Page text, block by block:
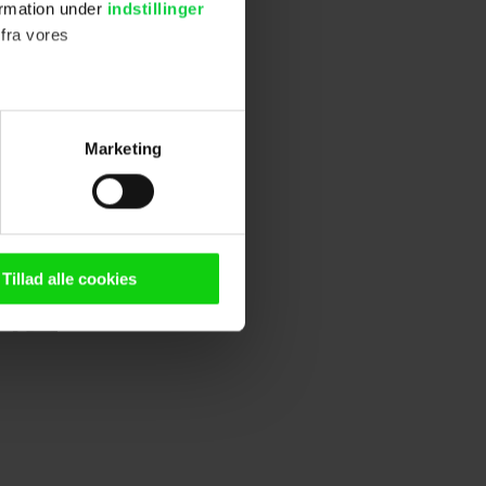
under indstillinger
vores
browser til statistik og
tilgår oplysninger på din
lave
Marketing
Tillad alle cookies